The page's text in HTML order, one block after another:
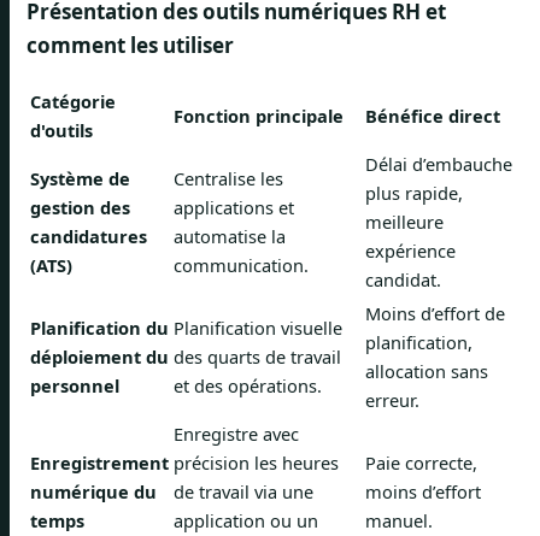
Présentation des outils numériques RH et
comment les utiliser
Catégorie
d'outils
Fonction principale Bénéfice direct
Système de
gestion des
candidatures
(ATS)
Centralise les
applications et
automatise la
communication.
Délai d’embauche
plus rapide,
meilleure
expérience
candidat.
Planification du
déploiement du
personnel
Planification visuelle
des quarts de travail
et des opérations.
Moins d’effort de
planification,
allocation sans
erreur.
Enregistrement
numérique du
temps
Enregistre avec
précision les heures
de travail via une
application ou un
Paie correcte,
moins d’effort
manuel.